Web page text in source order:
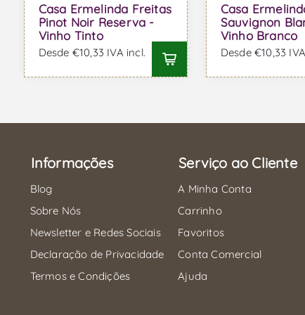
Casa Ermelinda Freitas
Pinot Noir Reserva -
Vinho Tinto
Desde €10,33 IVA incl.
Casa
Sauvignon
Vinho Branco
Desde €10,33
Informações
Blog
Sobre Nós
Newsletter e Redes Sociais
Declaração de Privacidade
Termos e Condições
Serviço ao Cliente
A Minha Conta
Carrinho
Favoritos
Conta Comercial
Ajuda